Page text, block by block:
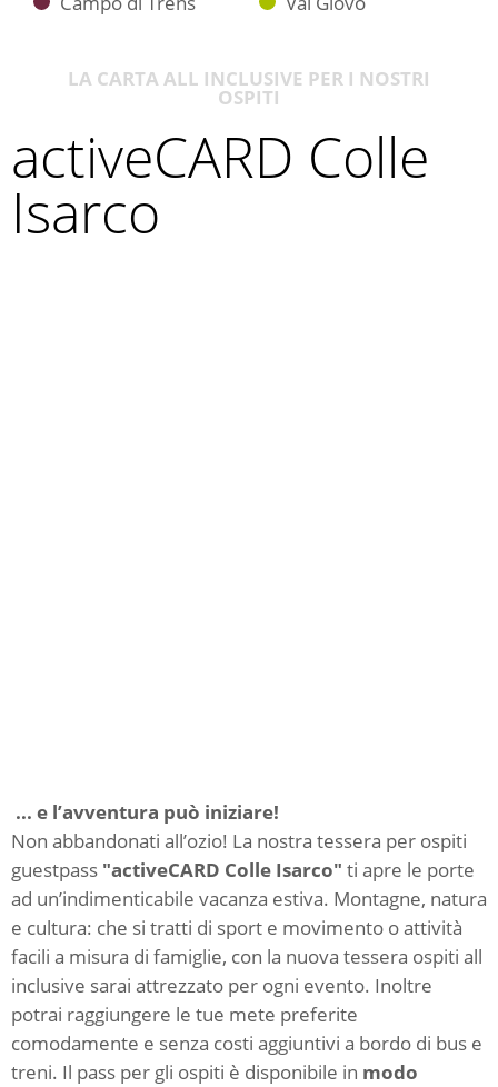
LA CARTA ALL INCLUSIVE PER I NOSTRI
OSPITI
activeCARD Colle
Isarco
... e l’avventura può iniziare!
Non abbandonati all’ozio! La nostra tessera per ospiti
guestpass "activeCARD Colle Isarco" ti apre le porte
ad un’indimenticabile vacanza estiva. Montagne, natura
e cultura: che si tratti di sport e movimento o attività
facili a misura di famiglie, con la nuova tessera ospiti all
inclusive sarai attrezzato per ogni evento. Inoltre
potrai raggiungere le tue mete preferite
comodamente e senza costi aggiuntivi a bordo di bus e
treni. Il pass per gli ospiti è disponibile in modo